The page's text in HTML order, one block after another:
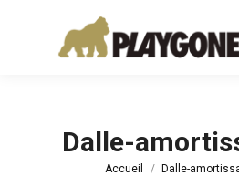
Dalle-
Vous êtes ici :
Accueil Dalle-